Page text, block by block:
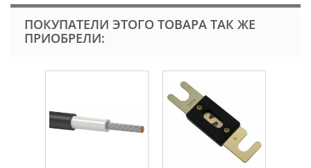
ПОКУПАТЕЛИ ЭТОГО ТОВАРА ТАК ЖЕ
ПРИОБРЕЛИ: